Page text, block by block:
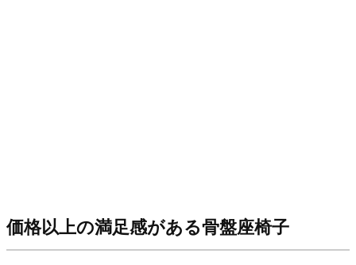
価格以上の満足感がある骨盤座椅子